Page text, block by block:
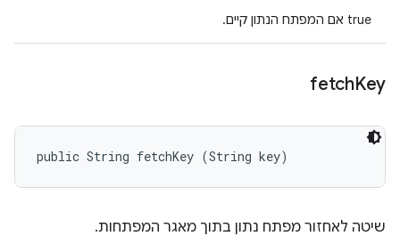
true אם המפתח הנתון קיים.
fetchKey
public String fetchKey (String key)
שיטה לאחזור מפתח נתון בתוך מאגר המפתחות.